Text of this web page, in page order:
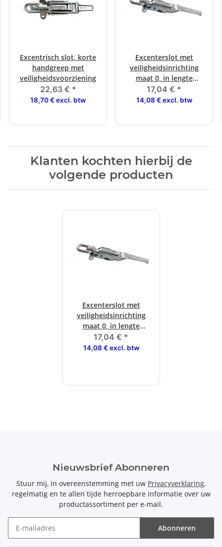
Excentrisch slot, korte
handgreep met
veiligheidsvoorziening
22,63 € *
18,70 € excl. btw
Excenterslot met
veiligheidsinrichting
maat 0, in lengte
verstelbaar, verzinkt
17,04 € *
14,08 € excl. btw
Klanten kochten hierbij de
volgende producten
Excenterslot met
veiligheidsinrichting
maat 0, in lengte
verstelbaar, verzinkt
17,04 € *
14,08 € excl. btw
Nieuwsbrief Abonneren
Stuur mij, in overeenstemming met uw Privacyverklaring,
regelmatig en te allen tijde herroepbare informatie over uw
productassortiment per e-mail.
Abonneren